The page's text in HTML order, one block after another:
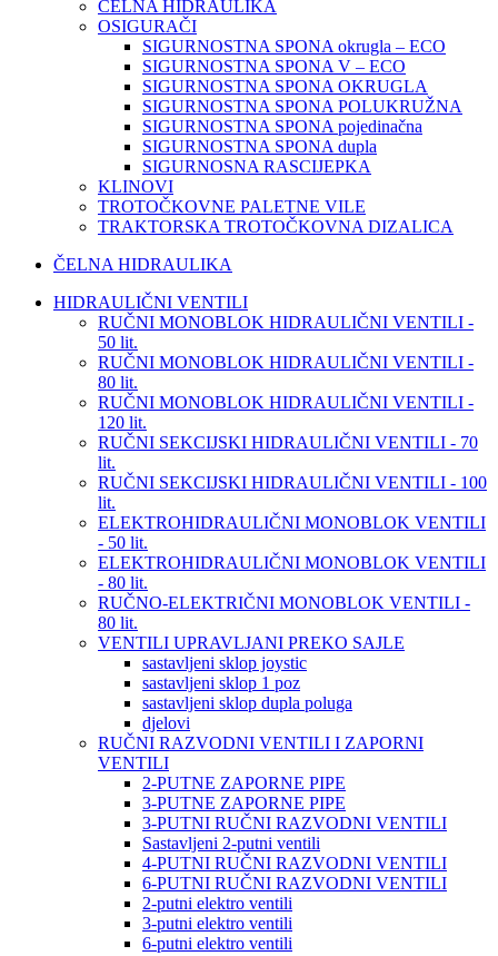
ČELNA HIDRAULIKA
OSIGURAČI
SIGURNOSTNA SPONA okrugla – ECO
SIGURNOSTNA SPONA V – ECO
SIGURNOSTNA SPONA OKRUGLA
SIGURNOSTNA SPONA POLUKRUŽNA
SIGURNOSTNA SPONA pojedinačna
SIGURNOSTNA SPONA dupla
SIGURNOSNA RASCIJEPKA
KLINOVI
TROTOČKOVNE PALETNE VILE
TRAKTORSKA TROTOČKOVNA DIZALICA
ČELNA HIDRAULIKA
HIDRAULIČNI VENTILI
RUČNI MONOBLOK HIDRAULIČNI VENTILI -
50 lit.
RUČNI MONOBLOK HIDRAULIČNI VENTILI -
80 lit.
RUČNI MONOBLOK HIDRAULIČNI VENTILI -
120 lit.
RUČNI SEKCIJSKI HIDRAULIČNI VENTILI - 70
lit.
RUČNI SEKCIJSKI HIDRAULIČNI VENTILI - 100
lit.
ELEKTROHIDRAULIČNI MONOBLOK VENTILI
- 50 lit.
ELEKTROHIDRAULIČNI MONOBLOK VENTILI
- 80 lit.
RUČNO-ELEKTRIČNI MONOBLOK VENTILI -
80 lit.
VENTILI UPRAVLJANI PREKO SAJLE
sastavljeni sklop joystic
sastavljeni sklop 1 poz
sastavljeni sklop dupla poluga
djelovi
RUČNI RAZVODNI VENTILI I ZAPORNI
VENTILI
2-PUTNE ZAPORNE PIPE
3-PUTNE ZAPORNE PIPE
3-PUTNI RUČNI RAZVODNI VENTILI
Sastavljeni 2-putni ventili
4-PUTNI RUČNI RAZVODNI VENTILI
6-PUTNI RUČNI RAZVODNI VENTILI
2-putni elektro ventili
3-putni elektro ventili
6-putni elektro ventili